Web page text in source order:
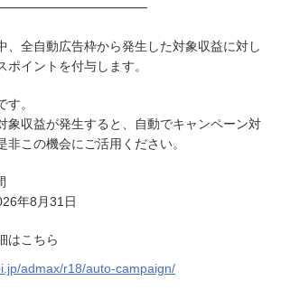
、全自動広告枠から発生した対象収益に対し
ポイントを付与します。
。
象収益が発生すると、自動でキャンペーン対
非この機会にご活用ください。
年8月31日
はこちら
admax/r18/auto-campaign/